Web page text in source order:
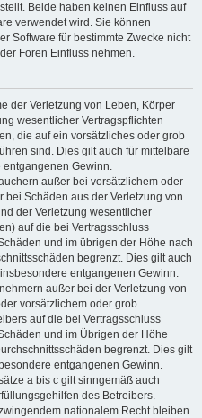
Beide haben keinen Einfluss auf
verwendet wird. Sie können
Software für bestimmte Zwecke nicht
Foren Einfluss nehmen.
der Verletzung von Leben, Körper
wesentlicher Vertragspflichten
die auf ein vorsätzliches oder grob
sind. Dies gilt auch für mittelbare
Gewinn.
außer bei vorsätzlichem oder
bei Schäden aus der Verletzung von
der Verletzung wesentlicher
auf die bei Vertragsschluss
und im übrigen der Höhe nach
begrenzt. Dies gilt auch
entgangenen Gewinn.
außer bei der Verletzung von
vorsätzlichem oder grob
auf die bei Vertragsschluss
und im Übrigen der Höhe
begrenzt. Dies gilt
entgangenen Gewinn.
a bis c gilt sinngemäß auch
des Betreibers.
nationalem Recht bleiben